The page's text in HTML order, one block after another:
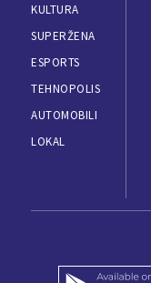
KULTURA
SUPERŽENA
ESPORTS
TEHNOPOLIS
AUTOMOBILI
LOKAL